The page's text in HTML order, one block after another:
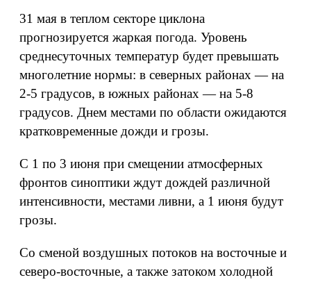
31 мая в теплом секторе циклона
прогнозируется жаркая погода. Уровень
среднесуточных температур будет превышать
многолетние нормы: в северных районах — на
2-5 градусов, в южных районах — на 5-8
градусов. Днем местами по области ожидаются
кратковременные дожди и грозы.
С 1 по 3 июня при смещении атмосферных
фронтов синоптики ждут дождей различной
интенсивности, местами ливни, а 1 июня будут
грозы.
Со сменой воздушных потоков на восточные и
северо-восточные, а также затоком холодной